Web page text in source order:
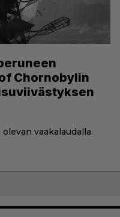
Chornobylin
olevan vaakalaudalla.